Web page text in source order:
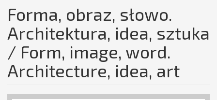
Forma, obraz, słowo.
Architektura, idea, sztuka
/ Form, image, word.
Architecture, idea, art